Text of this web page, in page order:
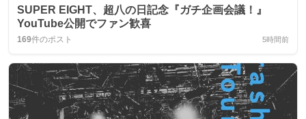
SUPER EIGHT、超八の日記念『ガチ企画会議！』
YouTube公開でファン歓喜
169件のポスト 5時間前